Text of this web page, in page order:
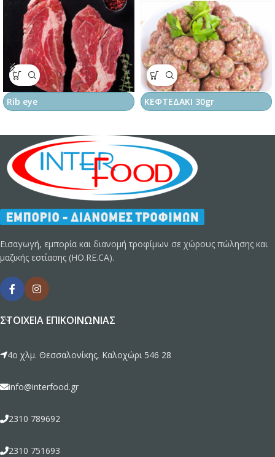
Rib eye ΚΕΦΤΕΔΑΚΙ 30gr
Εισαγωγή, εμπορία και διανομή τροφίμων σε χώρους πώλησης και
μαζικής εστίασης (HO.RE.CA).
ΣΤΟΙΧΕΊΑ ΕΠΙΚΟΙΝΩΝΊΑΣ
4ο χλμ. Θεσσαλονίκης, Καλοχώρι 546 28
info@interfood.gr
2310 789692
2310 751693